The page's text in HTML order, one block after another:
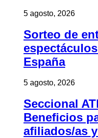
5 agosto, 2026
Sorteo de
España
5 agosto, 2026
Seccional
Beneficios
afiliados/as